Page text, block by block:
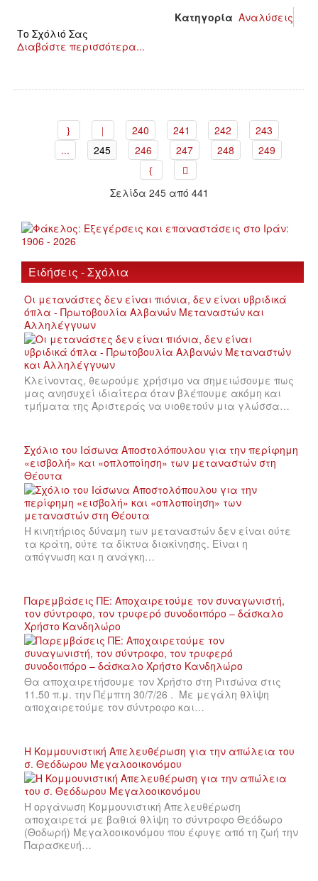
Κατηγορία Αναλύσεις
Το Σχόλιό Σας
Διαβάστε περισσότερα...
240 241 242
243
...
245 246 247 248 249
Σελίδα 245 από 441
Ειδήσεις - Σχόλια
Οι μετανάστες δεν είναι πιόνια, δεν είναι υβριδικά
όπλα - Πρωτοβουλία Αλβανών Μεταναστών και
Αλληλέγγυων
Κλείνοντας, θεωρούμε χρήσιμο να σημειώσουμε πως
μας ανησυχεί ιδιαίτερα όταν βλέπουμε ακόμη και
τμήματα της Αριστεράς να υιοθετούν μια γλώσσα…
Σχόλιο του Ιάσωνα Αποστολόπουλου για την περίφημη
«εισβολή» και «οπλοποίηση» των μεταναστών στη
Θέουτα
Η κινητήριος δύναμη των μεταναστών δεν είναι ούτε
τα κράτη, ούτε τα δίκτυα διακίνησης. Είναι η
απόγνωση και η ανάγκη…
Παρεμβάσεις ΠΕ: Αποχαιρετούμε τον συναγωνιστή,
τον σύντροφο, τον τρυφερό συνοδοιπόρο – δάσκαλο
Χρήστο Κανδηλώρο
Θα αποχαιρετήσουμε τον Χρήστο στη Ριτσώνα στις
11.50 π.μ. την Πέμπτη 30/7/26 . Με μεγάλη θλίψη
αποχαιρετούμε τον σύντροφο και…
Η Κομμουνιστική Απελευθέρωση για την απώλεια του
σ. Θεόδωρου Μεγαλοοικονόμου
Η οργάνωση Κομμουνιστική Απελευθέρωση
αποχαιρετά με βαθιά θλίψη το σύντροφο Θεόδωρο
(Θοδωρή) Μεγαλοοικονόμου που έφυγε από τη ζωή την
Παρασκευή…